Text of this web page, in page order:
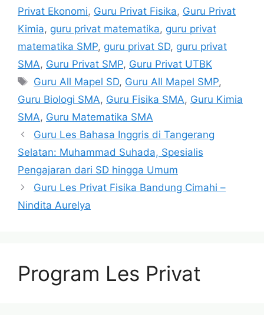
Privat Ekonomi, Guru Privat Fisika, Guru Privat
Kimia, guru privat matematika, guru privat
matematika SMP, guru privat SD, guru privat
SMA, Guru Privat SMP, Guru Privat UTBK
Tags
Guru All Mapel SD, Guru All Mapel SMP,
Guru Biologi SMA, Guru Fisika SMA, Guru Kimia
SMA, Guru Matematika SMA
Guru Les Bahasa Inggris di Tangerang
Selatan: Muhammad Suhada, Spesialis
Pengajaran dari SD hingga Umum
Guru Les Privat Fisika Bandung Cimahi –
Nindita Aurelya
Program Les Privat